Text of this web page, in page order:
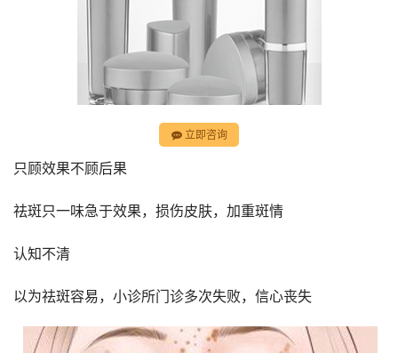
立即咨询
只顾效果不顾后果
祛斑只一味急于效果，损伤皮肤，加重斑情
认知不清
以为祛斑容易，小诊所门诊多次失败，信心丧失